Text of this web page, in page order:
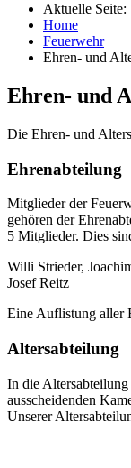
Aktuelle Seite:
Home
Feuerwehr
Ehren- und
Ehren- und
Die Ehren- und
Ehrenabteilung
Mitglieder der
gehören der
5 Mitglieder. Dies
Willi Strieder,
Josef Reitz
Eine Auflistung aller
Altersabteilung
In die
ausscheidenden
Unserer